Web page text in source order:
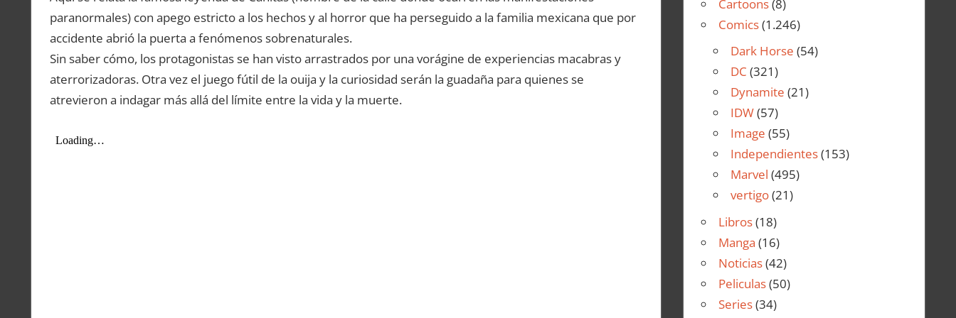
paranormales) con apego estricto a los hechos y al horror que ha perseguido a la familia mexicana que por
accidente abrió la puerta a fenómenos sobrenaturales.
Sin saber cómo, los protagonistas se han visto arrastrados por una vorágine de experiencias macabras y
aterrorizadoras. Otra vez el juego fútil de la ouija y la curiosidad serán la guadaña para quienes se
atrevieron a indagar más allá del límite entre la vida y la muerte.
Cartoons(8)
Comics(1.246)
Dark Horse (54)
DC (321)
Dynamite (21)
IDW(57)
Image (55)
Independientes(153)
Marvel (495)
vertigo(21)
Libros(18)
Manga (16)
Noticias(42)
Peliculas(50)
Series(34)